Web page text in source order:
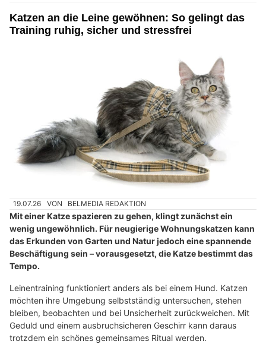
Katzen an die Leine gewöhnen: So gelingt das
Training ruhig, sicher und stressfrei
19.07.26 VON BELMEDIA REDAKTION
Mit einer Katze spazieren zu gehen, klingt zunächst ein
wenig ungewöhnlich. Für neugierige Wohnungskatzen kann
das Erkunden von Garten und Natur jedoch eine spannende
Beschäftigung sein – vorausgesetzt, die Katze bestimmt das
Tempo.
Leinentraining funktioniert anders als bei einem Hund. Katzen
möchten ihre Umgebung selbstständig untersuchen, stehen
bleiben, beobachten und bei Unsicherheit zurückweichen. Mit
Geduld und einem ausbruchsicheren Geschirr kann daraus
trotzdem ein schönes gemeinsames Ritual werden.